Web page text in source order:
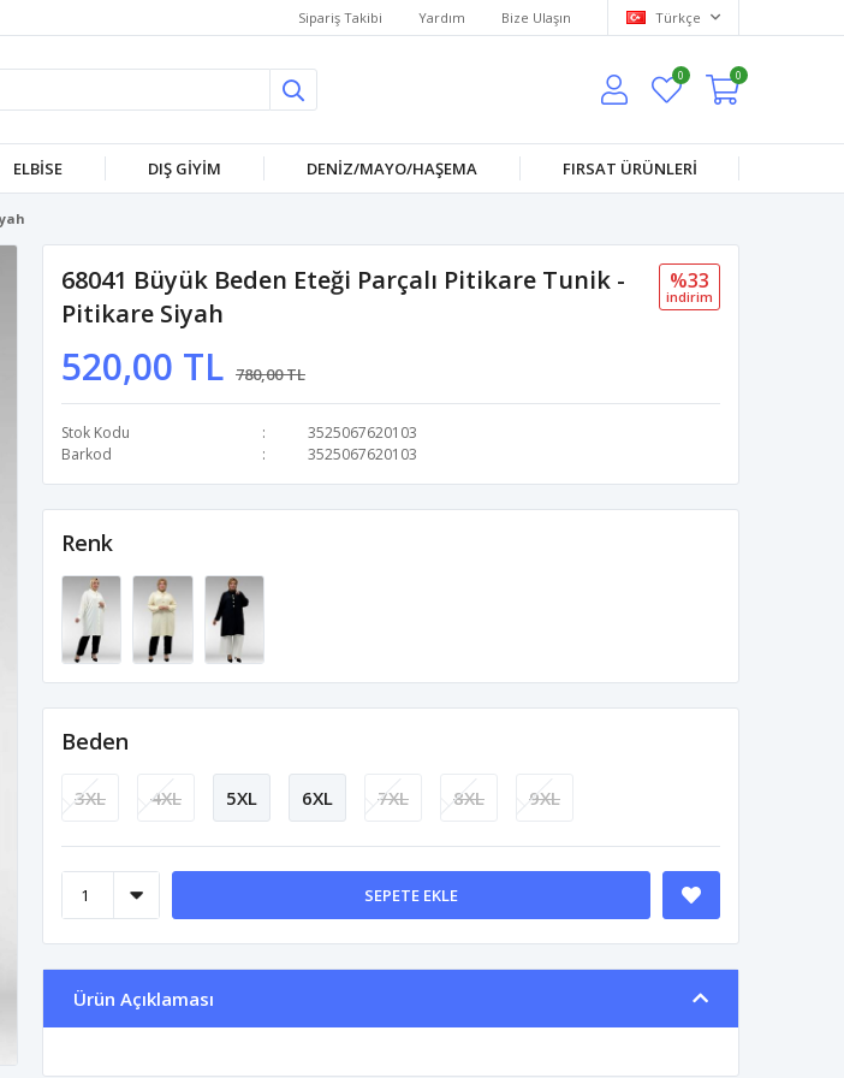
Sipariş Takibi Yardım Bize Ulaşın Türkçe
0 0
ELBİSE DIŞ GİYİM DENİZ/MAYO/HAŞEMA FIRSAT ÜRÜNLERİ
68041 Büyük Beden Eteği Parçalı Pitikare Tunik -
Pitikare Siyah
520,00 TL 780,00 TL
%33
i̇ndi̇ri̇m
Stok Kodu
3525067620103
Barkod
3525067620103
Renk
Beden
3XL 4XL 5XL 6XL 7XL 8XL 9XL
SEPETE EKLE
Ürün Açıklaması